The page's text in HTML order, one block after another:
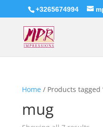
+3265674994
Home/ Products tagged
mug